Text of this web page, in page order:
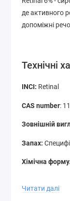
де активного
допоміжні
Технічні
INCI: Retinal
CAS number:
Зовнішній
Запах:
Хімічна
Читати далі